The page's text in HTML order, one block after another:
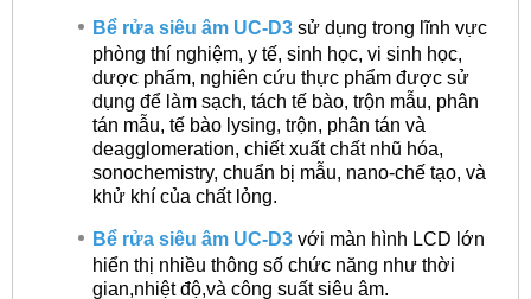
Bể rửa siêu âm UC-D3 sử dụng trong lĩnh vực
phòng thí nghiệm, y tế, sinh học, vi sinh học,
dược phẩm, nghiên cứu thực phẩm được sử
dụng để làm sạch, tách tế bào, trộn mẫu, phân
tán mẫu, tế bào lysing, trộn, phân tán và
deagglomeration, chiết xuất chất nhũ hóa,
sonochemistry, chuẩn bị mẫu, nano-chế tạo, và
khử khí của chất lỏng.
Bể rửa siêu âm UC-D3 với màn hình LCD lớn
hiển thị nhiều thông số chức năng như thời
gian,nhiệt độ,và công suất siêu âm.